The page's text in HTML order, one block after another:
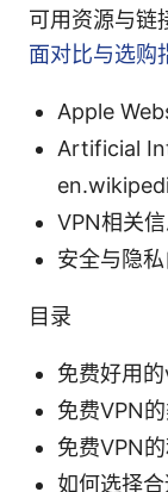
可用资源与链
面对比与选购
Apple
Artificial
VPN相关
安全与隐
目录
免费好用
免费VPN
免费VPN
如何选择